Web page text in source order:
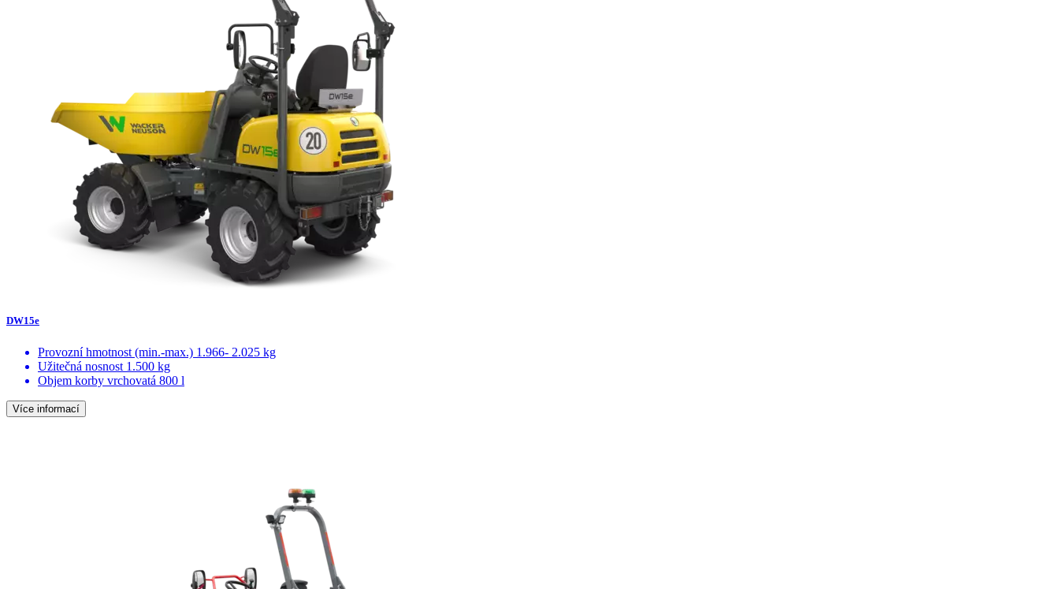
DW15e
Provozní hmotnost (min.-max.) 1.966- 2.025 kg
Užitečná nosnost 1.500 kg
Objem korby vrchovatá 800 l
Více informací